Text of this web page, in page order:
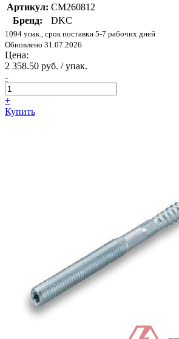
Артикул: CM260812
Бренд:
DKC
1094 упак., срок поставки 5-7 рабочих дней
Обновлено 31.07.2026
Цена:
2 358.50 руб. / упак.
-
+
Купить